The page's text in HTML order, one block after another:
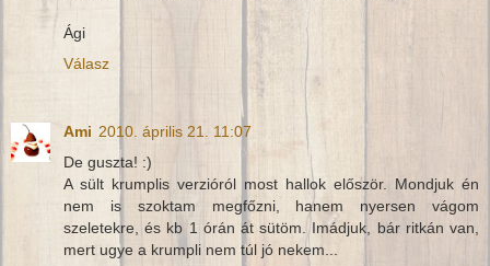
Ági
Válasz
Ami 2010. április 21. 11:07
De guszta! :)
A sült krumplis verzióról most hallok először. Mondjuk én
nem is szoktam megfőzni, hanem nyersen vágom
szeletekre, és kb 1 órán át sütöm. Imádjuk, bár ritkán van,
mert ugye a krumpli nem túl jó nekem...